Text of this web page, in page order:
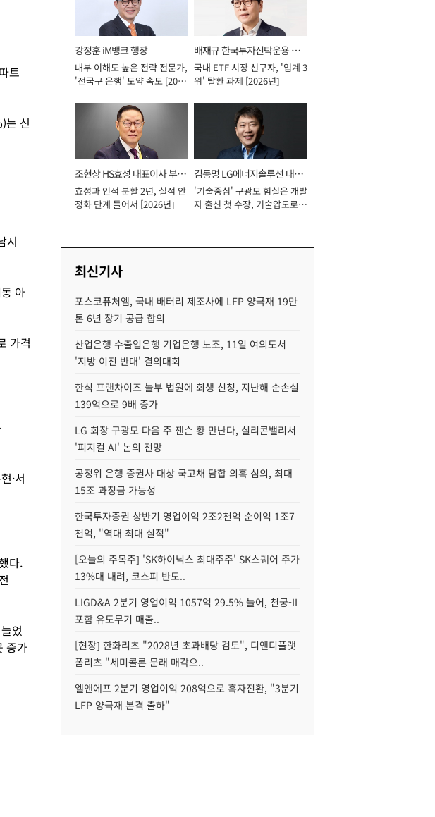
트
는 신
시
아
가격
·서
다.
었
증가
강정훈 iM뱅크 행장
내부 이해도 높은 전략 전문가,
'전국구 은행' 도약 속도 [2026
배재규 한국투자신탁운용 대
표이사 사장
국내 ETF 시장 선구자, '업계 3
위' 탈환 과제 [2026년]
조현상 HS효성 대표이사 부회
장
효성과 인적 분할 2년, 실적 안
정화 단계 들어서 [2026년]
김동명 LG에너지솔루션 대표
이사 사장
'기술중심' 구광모 힘실은 개발
자 출신 첫 수장, 기술압도로
최신기사
포스코퓨처엠, 국내 배터리 제조사에 LFP 양극재 19만
톤 6년 장기 공급 합의
산업은행 수출입은행 기업은행 노조, 11일 여의도서
'지방 이전 반대' 결의대회
한식 프랜차이즈 놀부 법원에 회생 신청, 지난해 순손실
139억으로 9배 증가
LG 회장 구광모 다음 주 젠슨 황 만난다, 실리콘밸리서
'피지컬 AI' 논의 전망
공정위 은행 증권사 대상 국고채 담합 의혹 심의, 최대
15조 과징금 가능성
한국투자증권 상반기 영업이익 2조2천억 순이익 1조7
천억, "역대 최대 실적"
[오늘의 주목주] 'SK하이닉스 최대주주' SK스퀘어 주가
13%대 내려, 코스피 반도..
LIGD&A 2분기 영업이익 1057억 29.5% 늘어, 천궁-II
포함 유도무기 매출..
[현장] 한화리츠 "2028년 초과배당 검토", 디앤디플랫
폼리츠 "세미콜론 문래 매각으..
엘앤에프 2분기 영업이익 208억으로 흑자전환, "3분기
LFP 양극재 본격 출하"